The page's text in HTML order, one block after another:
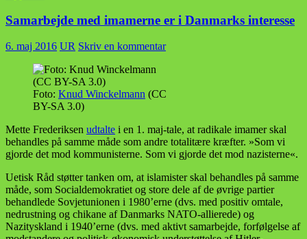
Samarbejde med imamerne er i Danmarks interesse
6. maj 2016 UR Skriv en kommentar
Foto: Knud Winckelmann (CC
BY-SA 3.0)
Mette Frederiksen udtalte i en 1. maj-tale, at radikale imamer skal
behandles på samme måde som andre totalitære kræfter. »Som vi
gjorde det mod kommunisterne. Som vi gjorde det mod nazisterne«.
Uetisk Råd støtter tanken om, at islamister skal behandles på samme
måde, som Socialdemokratiet og store dele af de øvrige partier
behandlede Sovjetunionen i 1980’erne (dvs. med positiv omtale,
nedrustning og chikane af Danmarks NATO-allierede) og
Nazityskland i 1940’erne (dvs. med aktivt samarbejde, forfølgelse af